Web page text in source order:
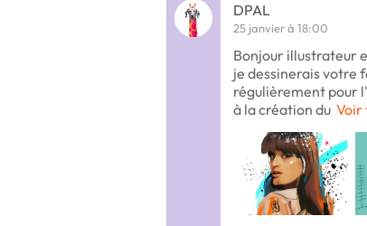
DPAL
25 janvier à 18:00
Bonjour illustrateur
je dessinerais votre
régulièrement pour
à la création du Voir